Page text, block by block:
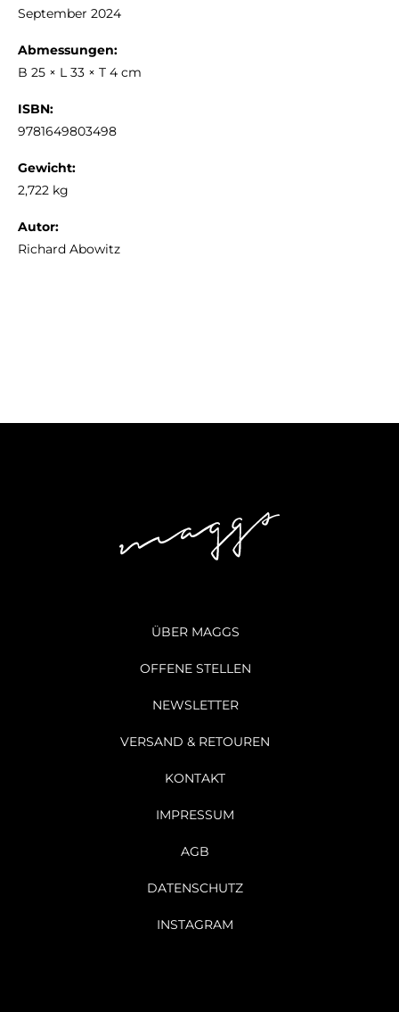
September 2024
Abmessungen:
B 25 × L 33 × T 4 cm
ISBN:
9781649803498
Gewicht:
2,722 kg
Autor:
Richard Abowitz
ÜBER MAGGS
OFFENE STELLEN
NEWSLETTER
VERSAND & RETOUREN
KONTAKT
IMPRESSUM
AGB
DATENSCHUTZ
INSTAGRAM